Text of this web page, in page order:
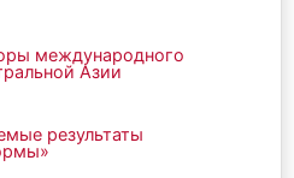
международного
Азии
результаты